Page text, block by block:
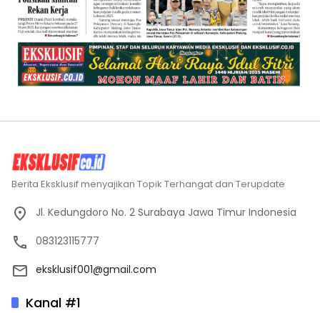
Berita Eksklusif menyajikan Topik Terhangat dan Terupdate
Jl. Kedungdoro No. 2 Surabaya Jawa Timur Indonesia
083123115777
eksklusif001@gmail.com
Kanal #1